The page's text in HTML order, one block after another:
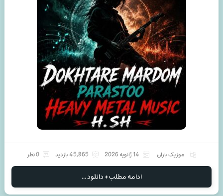
موزیک باران 14 ژانویه 2026 45,865 بازدید 0 نظر
ادامه مطلب + دانلود ...